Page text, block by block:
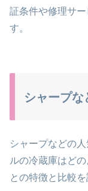
証条件や修理サ
す。
シャープ
シャープなどの
ルの冷蔵庫はど
との特徴と比較